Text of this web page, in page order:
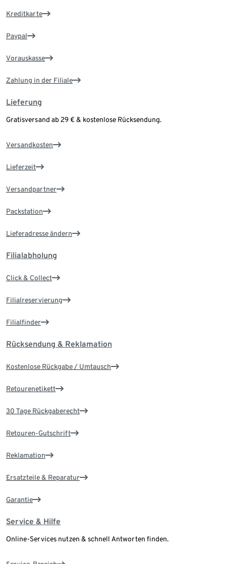
Kreditkarte
Paypal
Vorauskasse
Zahlung in der Filiale
Lieferung
Gratisversand ab 29 € & kostenlose Rücksendung.
Versandkosten
Lieferzeit
Versandpartner
Packstation
Lieferadresse ändern
Filialabholung
Click & Collect
Filialreservierung
Filialfinder
Rücksendung & Reklamation
Kostenlose Rückgabe / Umtausch
Retourenetikett
30 Tage Rückgaberecht
Retouren-Gutschrift
Reklamation
Ersatzteile & Reparatur
Garantie
Service & Hilfe
Online-Services nutzen & schnell Antworten finden.